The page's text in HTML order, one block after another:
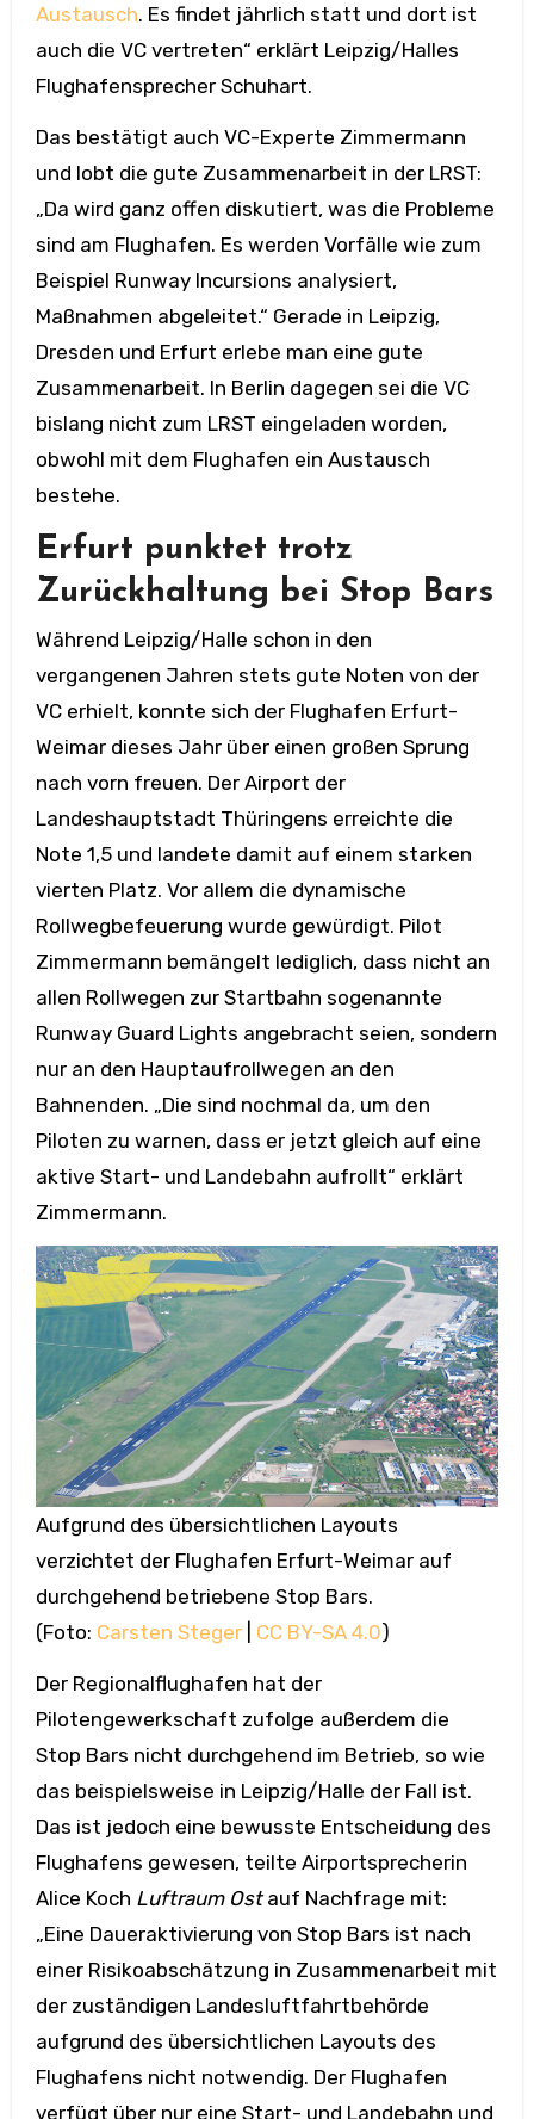
Austausch. Es findet jährlich statt und dort ist
auch die VC vertreten“ erklärt Leipzig/Halles
Flughafensprecher Schuhart.
Das bestätigt auch VC-Experte Zimmermann
und lobt die gute Zusammenarbeit in der LRST:
„Da wird ganz offen diskutiert, was die Probleme
sind am Flughafen. Es werden Vorfälle wie zum
Beispiel Runway Incursions analysiert,
Maßnahmen abgeleitet.“ Gerade in Leipzig,
Dresden und Erfurt erlebe man eine gute
Zusammenarbeit. In Berlin dagegen sei die VC
bislang nicht zum LRST eingeladen worden,
obwohl mit dem Flughafen ein Austausch
bestehe.
Erfurt punktet trotz
Zurückhaltung bei Stop Bars
Während Leipzig/Halle schon in den
vergangenen Jahren stets gute Noten von der
VC erhielt, konnte sich der Flughafen Erfurt-
Weimar dieses Jahr über einen großen Sprung
nach vorn freuen. Der Airport der
Landeshauptstadt Thüringens erreichte die
Note 1,5 und landete damit auf einem starken
vierten Platz. Vor allem die dynamische
Rollwegbefeuerung wurde gewürdigt. Pilot
Zimmermann bemängelt lediglich, dass nicht an
allen Rollwegen zur Startbahn sogenannte
Runway Guard Lights angebracht seien, sondern
nur an den Hauptaufrollwegen an den
Bahnenden. „Die sind nochmal da, um den
Piloten zu warnen, dass er jetzt gleich auf eine
aktive Start- und Landebahn aufrollt“ erklärt
Zimmermann.
Aufgrund des übersichtlichen Layouts
verzichtet der Flughafen Erfurt-Weimar auf
durchgehend betriebene Stop Bars.
(Foto: Carsten Steger| CC BY-SA 4.0)
Der Regionalflughafen hat der
Pilotengewerkschaft zufolge außerdem die
Stop Bars nicht durchgehend im Betrieb, so wie
das beispielsweise in Leipzig/Halle der Fall ist.
Das ist jedoch eine bewusste Entscheidung des
Flughafens gewesen, teilte Airportsprecherin
Alice Koch Luftraum Ostauf Nachfrage mit:
„Eine Daueraktivierung von Stop Bars ist nach
einer Risikoabschätzung in Zusammenarbeit mit
der zuständigen Landesluftfahrtbehörde
aufgrund des übersichtlichen Layouts des
Flughafens nicht notwendig. Der Flughafen
verfügt über nur eine Start- und Landebahn und